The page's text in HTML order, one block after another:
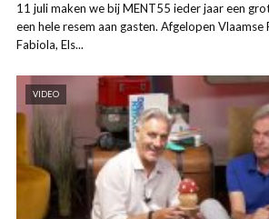
11 juli maken we bij MENT55 ieder jaar een
een hele resem aan gasten. Afgelopen Vlaamse
Fabiola, Els...
VIDEO